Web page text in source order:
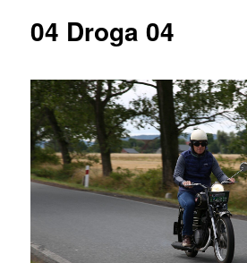
04 Droga 04